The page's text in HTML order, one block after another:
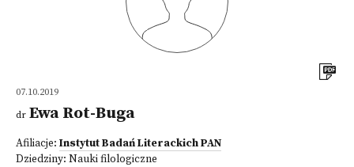
07.10.2019
dr Ewa Rot-Buga
Afiliacje: Instytut Badań Literackich PAN
Dziedziny: Nauki filologiczne